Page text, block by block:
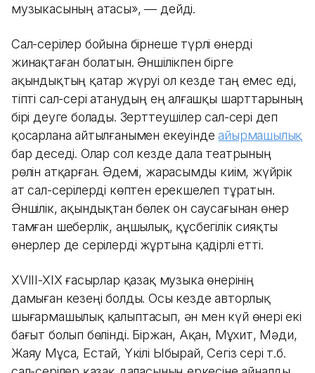
музыкасының атасы», — дейді.
Сал-серілер бойына бірнеше түрлі өнерді
жинақтаған болатын. Әншілікпен бірге
ақындықтың қатар жүруі ол кезде таң емес еді,
тіпті сал-сері атанудың ең алғашқы шарттарының
бірі деуге болады. Зерттеушілер сал-сері деп
қосарлана айтылғанымен екеуіндеайырмашылық
бар деседі. Олар сол кезде дала театрының
рөлін атқарған. Әдемі, жарасымды киім, жүйрік
ат сал-серілерді көптен ерекшелеп тұратын.
Әншілік, ақындықтан бөлек он саусағынан өнер
тамған шеберлік, аңшылық, құсбегілік сияқты
өнерлер де серілерді жұртына қадірлі етті.
XVIII-XIX ғасырлар қазақ музыка өнерінің
дамыған кезеңі болды. Осы кезде авторлық
шығармашылық қалыптасып, ән мен күй өнері екі
бағыт болып бөлінді. Біржан, Ақан, Мұхит, Мәди,
Жаяу Мұса, Естай, Үкілі Ыбырай, Сегіз сері т.б.